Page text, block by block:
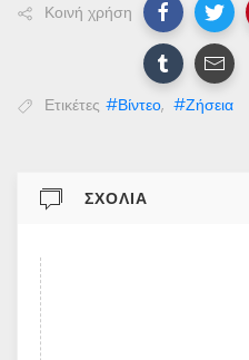
Κοινή χρήση
Ετικέτες #Βίντεο, #Ζήσεια
ΣΧΌΛΙΑ